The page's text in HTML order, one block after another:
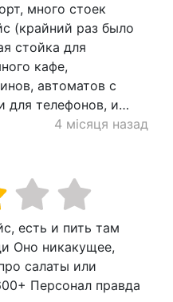
много стоек
(крайний раз было
стойка для
кафе,
автоматов с
для телефонов, и…
4 місяця назад
есть и пить там
Оно никакущее,
салаты или
Персонал правда